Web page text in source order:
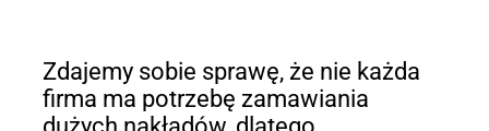
Zdajemy sobie sprawę, że nie każda
firma ma potrzebę zamawiania